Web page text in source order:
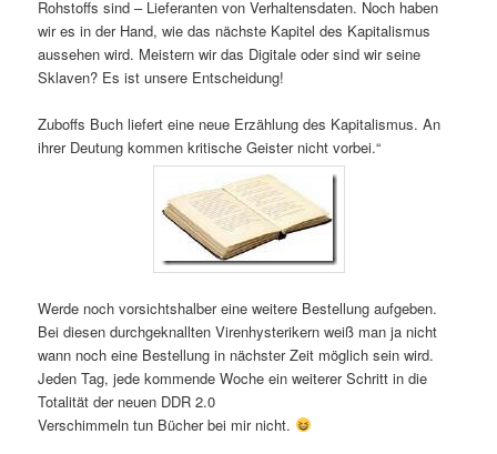
Rohstoffs sind – Lieferanten von Verhaltensdaten. Noch haben
wir es in der Hand, wie das nächste Kapitel des Kapitalismus
aussehen wird. Meistern wir das Digitale oder sind wir seine
Sklaven? Es ist unsere Entscheidung!
Zuboffs Buch liefert eine neue Erzählung des Kapitalismus. An
ihrer Deutung kommen kritische Geister nicht vorbei.“
Werde noch vorsichtshalber eine weitere Bestellung aufgeben.
Bei diesen durchgeknallten Virenhysterikern weiß man ja nicht
wann noch eine Bestellung in nächster Zeit möglich sein wird.
Jeden Tag, jede kommende Woche ein weiterer Schritt in die
Totalität der neuen DDR 2.0
Verschimmeln tun Bücher bei mir nicht.